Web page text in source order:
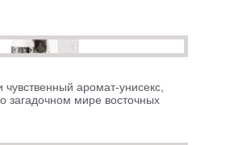
аромат-унисекс,
загадочном мире восточных